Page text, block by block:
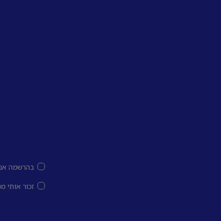
בהרשמה
זכור אותי